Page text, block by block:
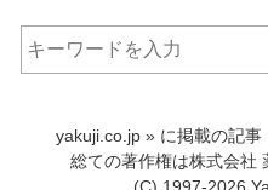
yakuji.co.jp » に掲載の記事
総ての著作権は株式会社